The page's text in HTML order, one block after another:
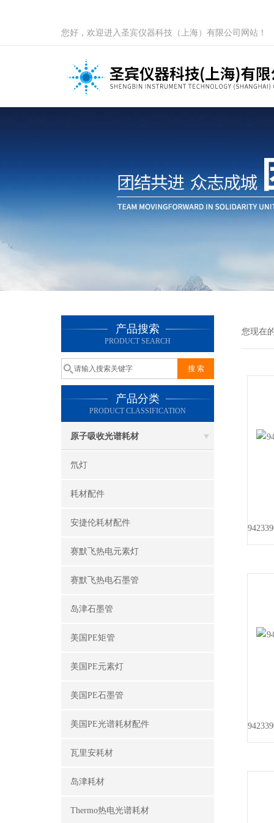
您好，欢迎进入圣宾仪器科技（上海）有限公司网站！
产品搜索
PRODUCT SEARCH
产品分类
PRODUCT CLASSIFICATION
原子吸收光谱耗材
氘灯
耗材配件
安捷伦耗材配件
赛默飞热电元素灯
赛默飞热电石墨管
岛津石墨管
美国PE矩管
美国PE元素灯
美国PE石墨管
美国PE光谱耗材配件
瓦里安耗材
岛津耗材
Thermo热电光谱耗材
您现在